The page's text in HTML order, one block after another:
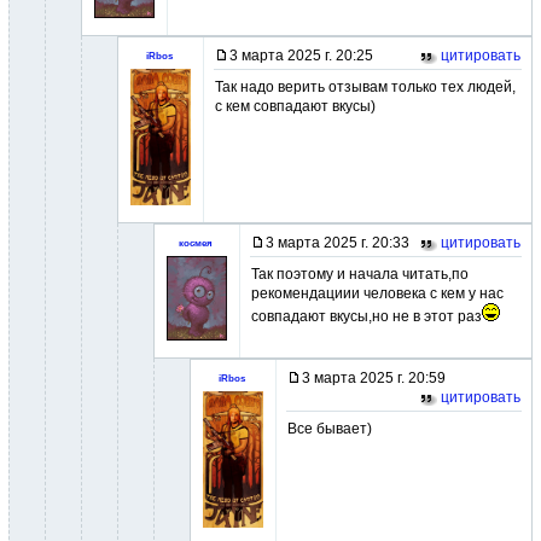
iRbos 3 марта 2025 г. 20:25
цитировать
Так надо верить отзывам только тех людей,
с кем совпадают вкусы)
космея 3 марта 2025 г. 20:33
цитировать
Так поэтому и начала читать,по
рекомендациии человека с кем у нас
совпадают вкусы,но не в этот раз
iRbos
3 марта 2025 г. 20:59
цитировать
Все бывает)